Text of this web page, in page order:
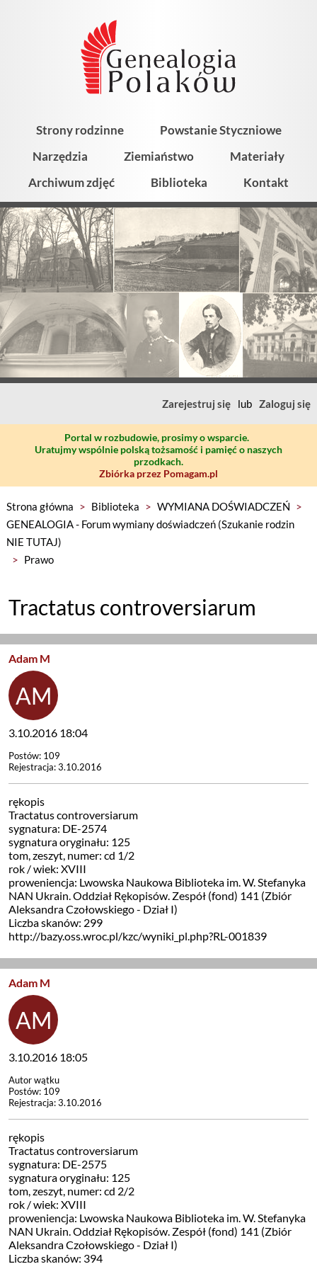
Strony rodzinne
Powstanie Styczniowe
Narzędzia
Ziemiaństwo
Materiały
Archiwum zdjęć
Biblioteka Kontakt
Zarejestruj się lub Zaloguj się
Portal w rozbudowie, prosimy o wsparcie.
Uratujmy wspólnie polską tożsamość i pamięć o naszych
przodkach.
Zbiórka przez Pomagam.pl
Strona główna > Biblioteka > WYMIANA DOŚWIADCZEŃ >
GENEALOGIA - Forum wymiany doświadczeń (Szukanie rodzin
NIE TUTAJ)
> Prawo
Tractatus controversiarum
Adam M
3.10.2016 18:04
Postów: 109
Rejestracja: 3.10.2016
rękopis
Tractatus controversiarum
sygnatura: DE-2574
sygnatura oryginału: 125
tom, zeszyt, numer: cd 1/2
rok / wiek: XVIII
proweniencja: Lwowska Naukowa Biblioteka im. W. Stefanyka
NAN Ukrain. Oddział Rękopisów. Zespół (fond) 141 (Zbiór
Aleksandra Czołowskiego - Dział I)
Liczba skanów: 299
http://bazy.oss.wroc.pl/kzc/wyniki_pl.php?RL-001839
Adam M
3.10.2016 18:05
Autor wątku
Postów: 109
Rejestracja: 3.10.2016
rękopis
Tractatus controversiarum
sygnatura: DE-2575
sygnatura oryginału: 125
tom, zeszyt, numer: cd 2/2
rok / wiek: XVIII
proweniencja: Lwowska Naukowa Biblioteka im. W. Stefanyka
NAN Ukrain. Oddział Rękopisów. Zespół (fond) 141 (Zbiór
Aleksandra Czołowskiego - Dział I)
Liczba skanów: 394